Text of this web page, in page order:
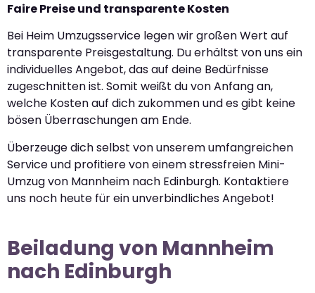
Faire Preise und transparente Kosten
Bei Heim Umzugsservice legen wir großen Wert auf
transparente Preisgestaltung. Du erhältst von uns ein
individuelles Angebot, das auf deine Bedürfnisse
zugeschnitten ist. Somit weißt du von Anfang an,
welche Kosten auf dich zukommen und es gibt keine
bösen Überraschungen am Ende.
Überzeuge dich selbst von unserem umfangreichen
Service und profitiere von einem stressfreien Mini-
Umzug von Mannheim nach Edinburgh. Kontaktiere
uns noch heute für ein unverbindliches Angebot!
Beiladung von Mannheim
nach Edinburgh